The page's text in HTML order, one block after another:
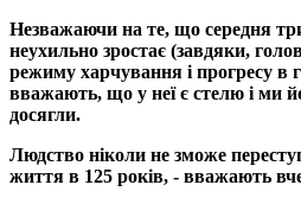
Незважаючи на те, що середня
неухильно зростає (завдяки,
режиму харчування і прогресу в
вважають, що у неї є стелю і ми
досягли.
Людство ніколи не зможе
життя в 125 років, - вважають